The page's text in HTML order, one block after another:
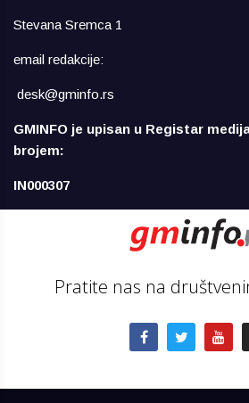
Stevana Sremca 1
email redakcije:
desk@gminfo.rs
GMINFO je upisan u Registar
brojem:
IN000307
Pratite nas na